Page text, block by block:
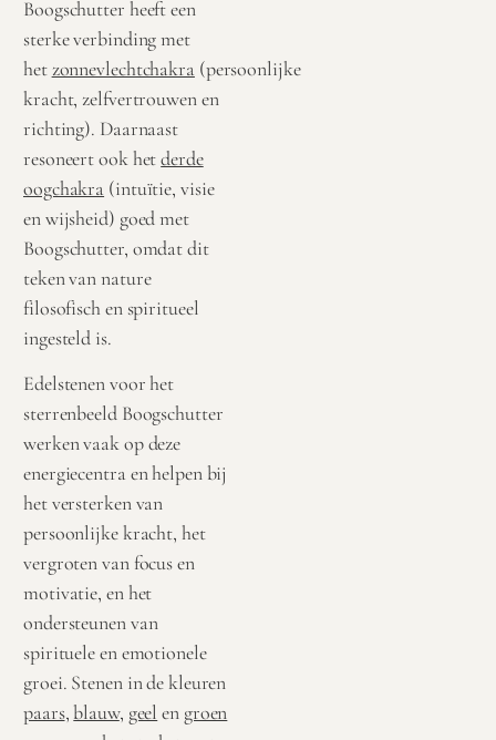
Boogschutter heeft een
sterke verbinding met
hetzonnevlechtchakra(persoonlijke
kracht, zelfvertrouwen en
richting). Daarnaast
resoneert ook hetderde
oogchakra (intuïtie, visie
en wijsheid) goed met
Boogschutter, omdat dit
teken van nature
filosofisch en spiritueel
ingesteld is.
Edelstenen voor het
sterrenbeeld Boogschutter
werken vaak op deze
energiecentra en helpen bij
het versterken van
persoonlijke kracht, het
vergroten van focus en
motivatie, en het
ondersteunen van
spirituele en emotionele
groei. Stenen in de kleuren
paars,blauw, geel en groen